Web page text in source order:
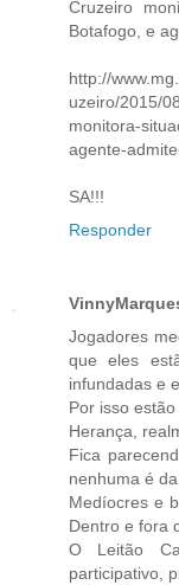
Cruzeiro
Botafogo, e
http://
uzeiro/2015/
monitora-
agente-
SA!!!
Responder
Jogadores
que eles
infundadas e
Por isso
Herança,
Fica
nenhuma é da
Medíocres e
Dentro e fora
O Leitão
participativo,